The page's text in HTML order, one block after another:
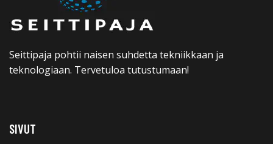
Seittipaja pohtii naisen suhdetta tekniikkaan ja
teknologiaan. Tervetuloa tutustumaan!
SIVUT